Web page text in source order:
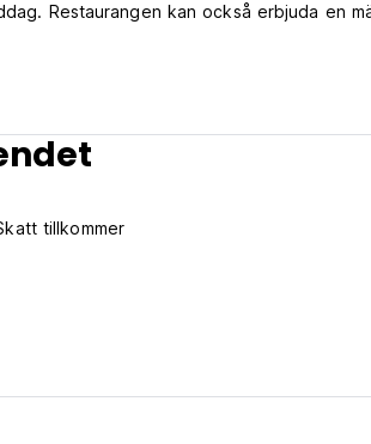
Restaurangen kan också erbjuda en
tillkommer